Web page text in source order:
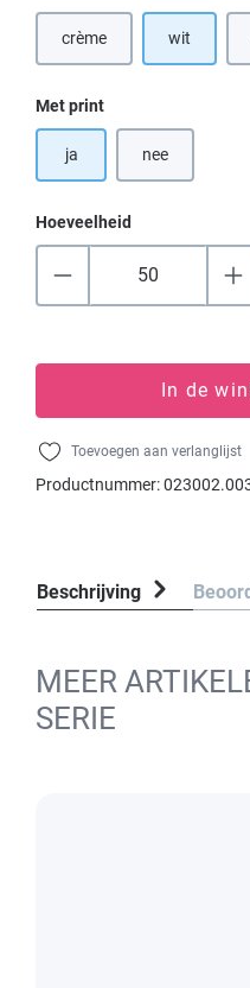
crème(Deze optie is momenteel
wit
Selecteer
Met print
ja nee
Hoeveelheid
In de
Toevoegen aan verlanglijst
Productnummer:
Beschrijving
MEER
SERIE